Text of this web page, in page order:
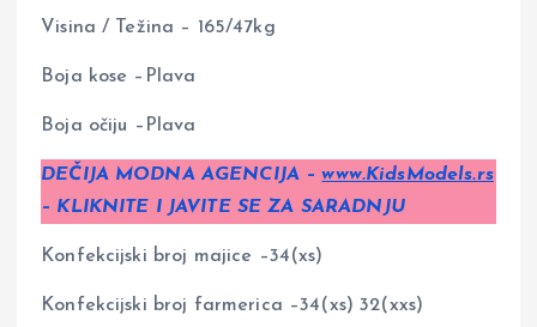
Visina / Težina – 165/47kg
Boja kose –Plava
Boja očiju –Plava
DEČIJA MODNA AGENCIJA –www.KidsModels.rs
– KLIKNITE I JAVITE SE ZA SARADNJU
Konfekcijski broj majice –34(xs)
Konfekcijski broj farmerica –34(xs) 32(xxs)